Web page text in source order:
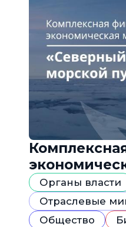
«Северный
Органы власти
Отраслевые
Общество